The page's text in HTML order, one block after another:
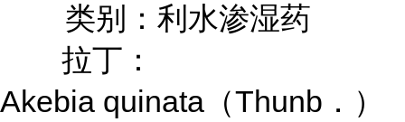
类别：利水渗湿药
拉丁：
Akebia quinata（Thunb．）